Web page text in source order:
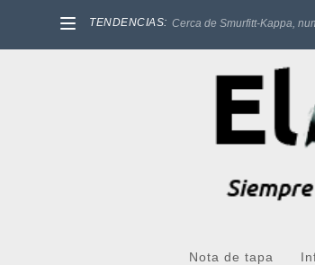
TENDENCIAS: Cerca de Smurfitt-Kappa,
Nota de tapa